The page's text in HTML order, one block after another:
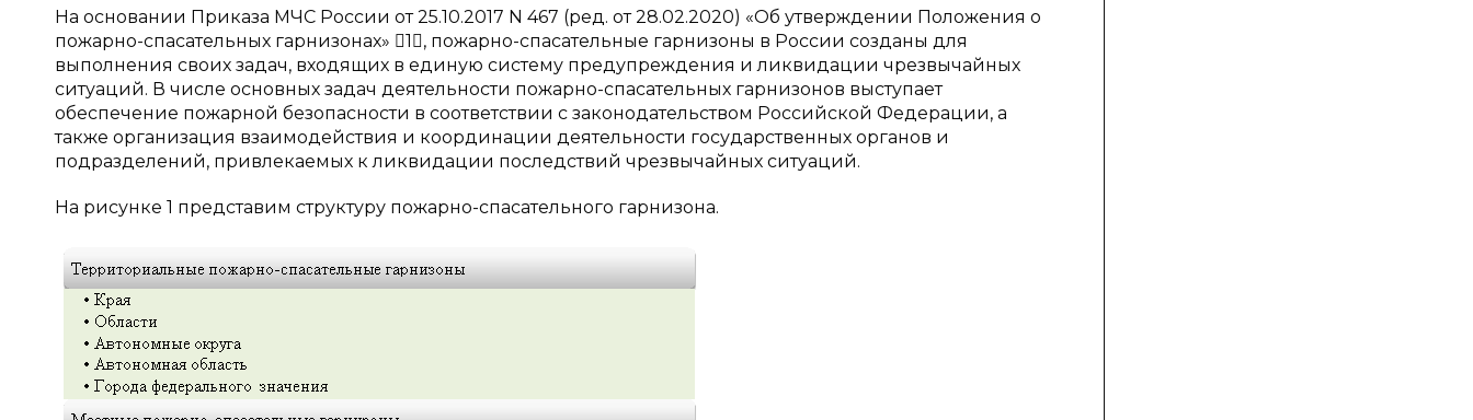
На основании Приказа МЧС России от 25.10.2017 N 467 (ред. от 28.02.2020) «Об утверждении Положения о
пожарно-спасательных гарнизонах» 1, пожарно-спасательные гарнизоны в России созданы для
выполнения своих задач, входящих в единую систему предупреждения и ликвидации чрезвычайных
ситуаций. В числе основных задач деятельности пожарно-спасательных гарнизонов выступает
обеспечение пожарной безопасности в соответствии с законодательством Российской Федерации, а
также организация взаимодействия и координации деятельности государственных органов и
подразделений, привлекаемых к ликвидации последствий чрезвычайных ситуаций.
На рисунке 1 представим структуру пожарно-спасательного гарнизона.